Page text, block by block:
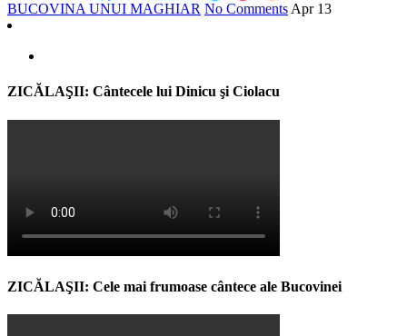
BUCOVINA UNUI MAGHIAR No Comments Apr 13
ZICĂLAŞII: Cântecele lui Dinicu şi Ciolacu
ZICĂLAŞII: Cele mai frumoase cântece ale Bucovinei